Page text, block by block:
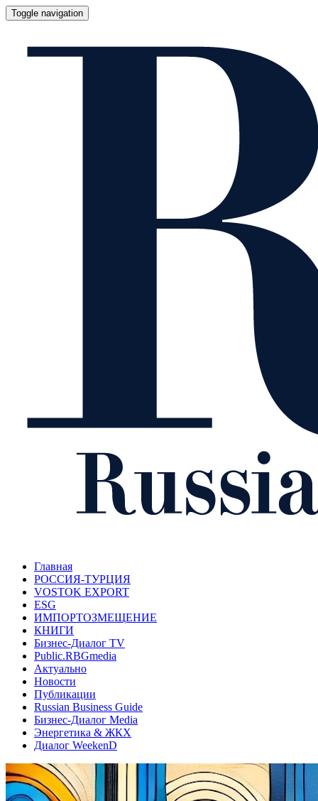
Toggle navigation
Главная
РОССИЯ-ТУРЦИЯ
VOSTOK EXPORT
ESG
ИМПОРТОЗМЕЩЕНИЕ
КНИГИ
Бизнес-Диалог TV
Public.RBGmedia
Актуально
Новости
Публикации
Russian Business Guide
Бизнес-Диалог Media
Энергетика & ЖКХ
Диалог WeekenD